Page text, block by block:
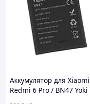
Аккумулятор для Xiaomi
Redmi 6 Pro / BN47 Yoki